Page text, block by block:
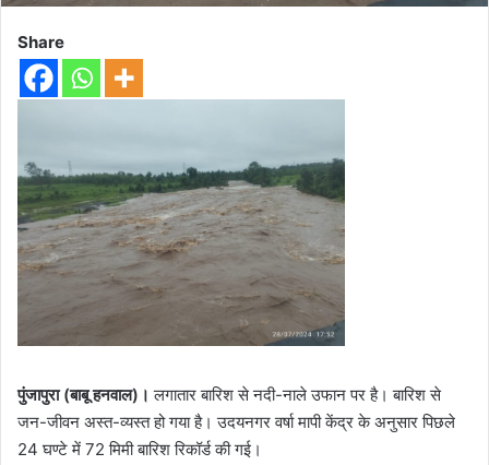
Share
पुंजापुरा (बाबू हनवाल)। लगातार बारिश से नदी-नाले उफान पर है। बारिश से
जन-जीवन अस्त-व्यस्त हो गया है। उदयनगर वर्षा मापी केंद्र के अनुसार पिछले
24 घण्टे में 72 मिमी बारिश रिकॉर्ड की गई।